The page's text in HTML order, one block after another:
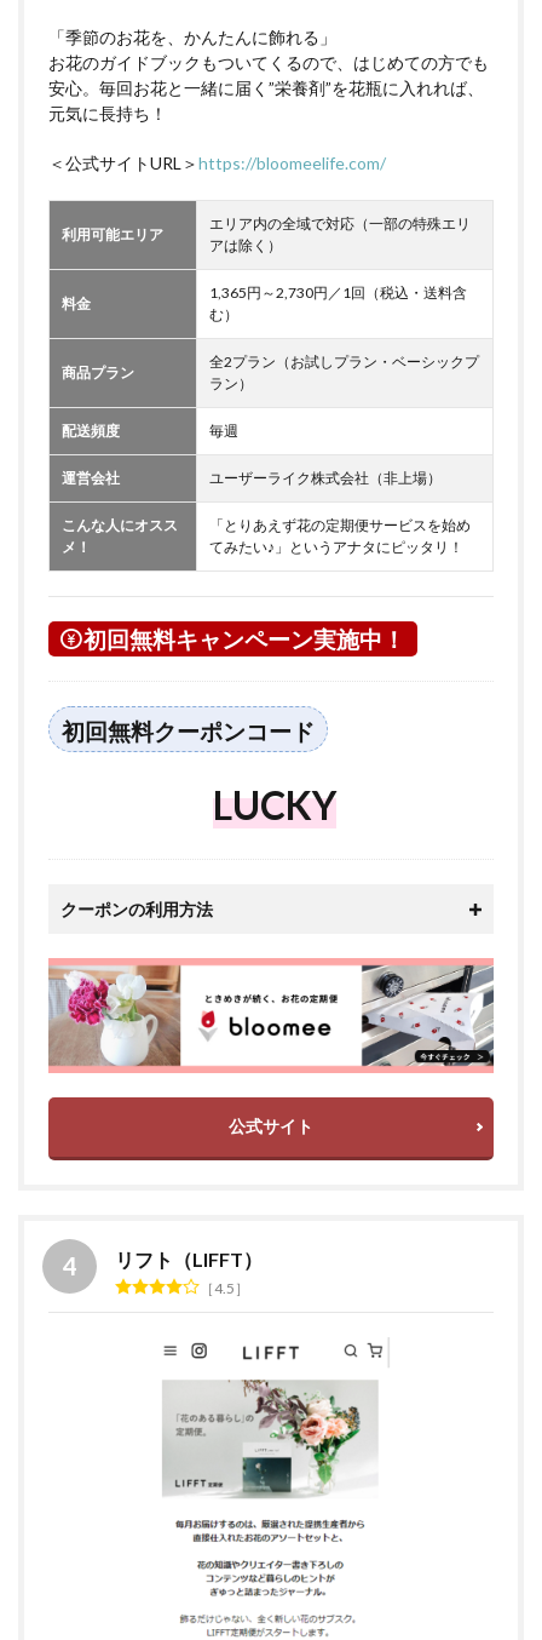
「季節のお花を、かんたんに飾れる」
お花のガイドブックもついてくるので、はじめての方でも
安心。毎回お花と一緒に届く”栄養剤”を花瓶に入れれば、
元気に長持ち！
＜公式サイトURL＞https://bloomeelife.com/
利用可能エリア
エリア内の全域で対応（一部の特殊エリ
アは除く）
料金
1,365円～2,730円／1回（税込・送料含
む）
商品プラン
全2プラン（お試しプラン・ベーシックプ
ラン）
配送頻度 毎週
運営会社 ユーザーライク株式会社（非上場）
こんな人にオスス
メ！
「とりあえず花の定期便サービスを始め
てみたい♪」というアナタにピッタリ！
初回無料キャンペーン実施中！
初回無料クーポンコード
LUCKY
クーポンの利用方法
公式サイト
リフト（LIFFT）
4.5